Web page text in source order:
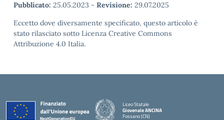
Pubblicato: 25.05.2023 - Revisione: 29.07.2025
Eccetto dove diversamente specificato, questo articolo è
stato rilasciato sotto Licenza Creative Commons
Attribuzione 4.0 Italia.
Liceo Statale
Giovenale ANCINA
Fossano (CN)